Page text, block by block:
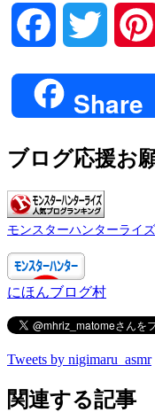
Facebook Twitter
Share
ブログ応援お
モンスターハンターライ
にほんブログ村
Tweets by nigimaru_asmr
関連する記事